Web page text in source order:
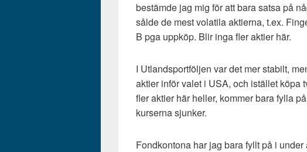
bestämde jag mig för att bara satsa på
sålde de mest volatila aktierna, t.ex.
B pga uppköp. Blir inga fler aktier här.
I Utlandsportföljen var det mer stabilt,
aktier inför valet i USA, och istället köpa
fler aktier här heller, kommer bara fylla
kurserna sjunker.
Fondkontona har jag bara fyllt på i